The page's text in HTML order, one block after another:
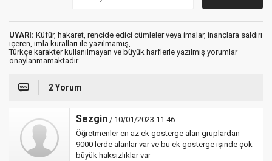
UYARI: Küfür, hakaret, rencide edici cümleler veya imalar, inançlara saldırı
içeren, imla kuralları ile yazılmamış,
Türkçe karakter kullanılmayan ve büyük harflerle yazılmış yorumlar
onaylanmamaktadır.
2 Yorum
Sezgin / 10/01/2023 11:46
Öğretmenler en az ek gösterge alan gruplardan
9000 lerde alanlar var ve bu ek gösterge işinde çok
büyük haksızlıklar var